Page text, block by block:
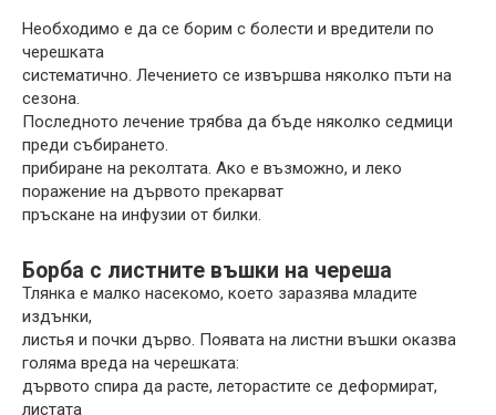
Необходимо е да се борим с болести и вредители по
черешката
систематично. Лечението се извършва няколко пъти на
сезона.
Последното лечение трябва да бъде няколко седмици
преди събирането.
прибиране на реколтата. Ако е възможно, и леко
поражение на дървото прекарват
пръскане на инфузии от билки.
Борба с листните въшки на череша
Тлянка е малко насекомо, което заразява младите
издънки,
листья и почки дърво. Появата на листни въшки оказва
голяма вреда на черешката:
дървото спира да расте, леторастите се деформират,
листата